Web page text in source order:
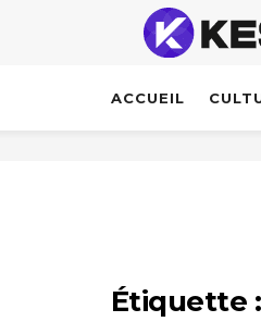
ACCUEIL
Étiquette :